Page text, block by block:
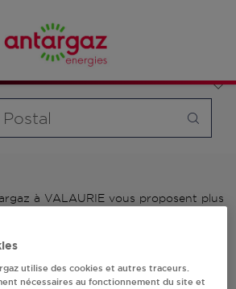
le type de point de vente (revendeur /
de bouteilles de gaz ou station GPL
carburant)
à VALAURIE vous proposent plus
l'adresse, le numéro de téléphone de
distributeurs de bouteilles de gaz.
utilise des cookies et autres traceurs.
nécessaires au fonctionnement du site et